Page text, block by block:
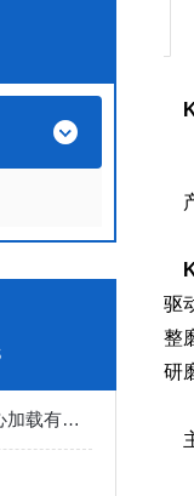
金相磨抛机的单点加载和中心加载有什么区别,怎么选择
驱
整
研